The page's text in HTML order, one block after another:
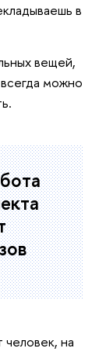
в
вещей,
можно
человек, на